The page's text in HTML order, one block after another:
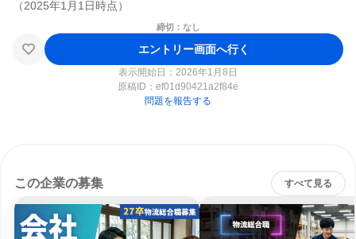
締切：なし
エントリー画面へ行く
表示開始日：2026年1月8日
原稿ID： ef01d90421a2f84e
問題を報告する
この企業の募集 すべて見る